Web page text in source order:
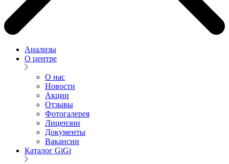
Анализы
О центре
О нас
Новости
Акции
Отзывы
Фотогалерея
Лицензии
Документы
Вакансии
Каталог GiGi